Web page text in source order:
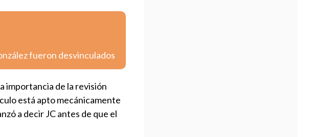
fueron desvinculados
importancia de la revisión
está apto mecánicamente
a decir JC antes de que el